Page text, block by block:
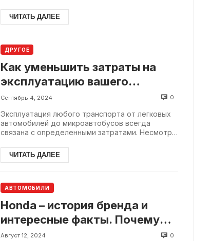
ЧИТАТЬ ДАЛЕЕ
ДРУГОЕ
Как уменьшить затраты на
эксплуатацию вашего
транспорта
Сентябрь 4, 2024 0
Эксплуатация любого транспорта от легковых
автомобилей до микроавтобусов всегда
связана с определенными затратами. Несмотря
ЧИТАТЬ ДАЛЕЕ
АВТОМОБИЛИ
Honda – история бренда и
интересные факты. Почему
назвали машину Хонда
Август 12, 2024 0